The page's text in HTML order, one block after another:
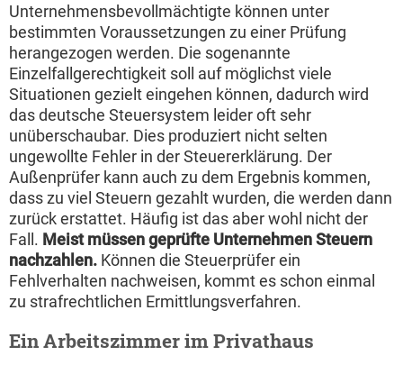
Unternehmensbevollmächtigte können unter
bestimmten Voraussetzungen zu einer Prüfung
herangezogen werden. Die sogenannte
Einzelfallgerechtigkeit soll auf möglichst viele
Situationen gezielt eingehen können, dadurch wird
das deutsche Steuersystem leider oft sehr
unüberschaubar. Dies produziert nicht selten
ungewollte Fehler in der Steuererklärung. Der
Außenprüfer kann auch zu dem Ergebnis kommen,
dass zu viel Steuern gezahlt wurden, die werden dann
zurück erstattet. Häufig ist das aber wohl nicht der
Fall. Meist müssen geprüfte Unternehmen Steuern
nachzahlen. Können die Steuerprüfer ein
Fehlverhalten nachweisen, kommt es schon einmal
zu strafrechtlichen Ermittlungsverfahren.
Ein Arbeitszimmer im Privathaus